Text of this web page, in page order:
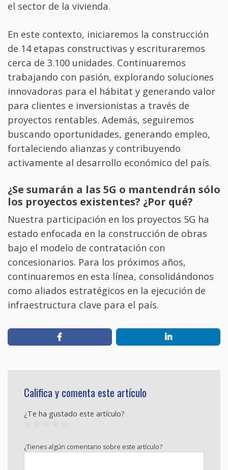
el sector de la vivienda.
En este contexto, iniciaremos la construcción
de 14 etapas constructivas y escrituraremos
cerca de 3.100 unidades. Continuaremos
trabajando con pasión, explorando soluciones
innovadoras para el hábitat y generando valor
para clientes e inversionistas a través de
proyectos rentables. Además, seguiremos
buscando oportunidades, generando empleo,
fortaleciendo alianzas y contribuyendo
activamente al desarrollo económico del país.
¿Se sumarán a las 5G o mantendrán sólo
los proyectos existentes? ¿Por qué?
Nuestra participación en los proyectos 5G ha
estado enfocada en la construcción de obras
bajo el modelo de contratación con
concesionarios. Para los próximos años,
continuaremos en esta línea, consolidándonos
como aliados estratégicos en la ejecución de
infraestructura clave para el país.
Califica y comenta este artículo
¿Te ha gustado este artículo?
¿Tienes algún comentario sobre este artículo?